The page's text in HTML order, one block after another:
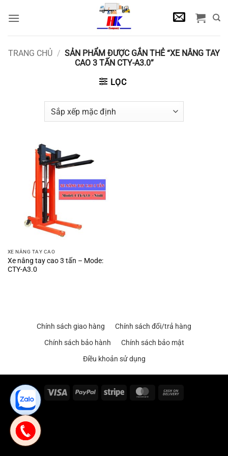
qua
TRANG CHỦ / SẢN PHẨM ĐƯỢC GẮN THẺ “XE NÂNG TAY
CAO 3 TẤN CTY-A3.0”
LỌC
XE NÂNG TAY CAO
Xe nâng tay cao 3 tấn – Mode:
CTY-A3.0
Chính sách giao hàng
Chính sách đổi/trả hàng
Chính sách bảo hành
Chính sách bảo mật
Điều khoản sử dụng
Visa PayPal Stripe MasterCard